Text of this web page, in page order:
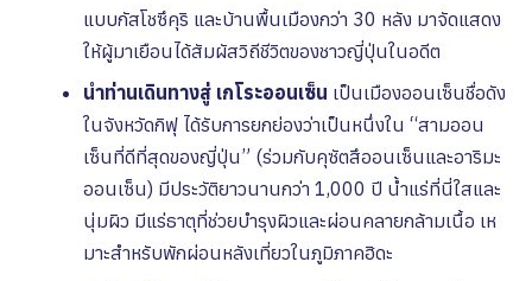
แบบกัสโชซึคุริ และบ้านพื้นเมืองกว่า 30 หลัง มาจัดแสดง
ให้ผู้มาเยือนได้สัมผัสวิถีชีวิตของชาวญี่ปุ่นในอดีต
นำท่านเดินทางสู่ เกโระออนเซ็น เป็นเมืองออนเซ็นชื่อดัง
ในจังหวัดกิฟุ ได้รับการยกย่องว่าเป็นหนึ่งใน “สามออน
เซ็นที่ดีที่สุดของญี่ปุ่น” (ร่วมกับคุซัตสึออนเซ็นและอาริมะ
ออนเซ็น) มีประวัติยาวนานกว่า 1,000 ปี น้ำแร่ที่นี่ใสและ
นุ่มผิว มีแร่ธาตุที่ช่วยบํารุงผิวและผ่อนคลายกล้ามเนื้อ เห
มาะสําหรับพักผ่อนหลังเที่ยวในภูมิภาคฮิดะ